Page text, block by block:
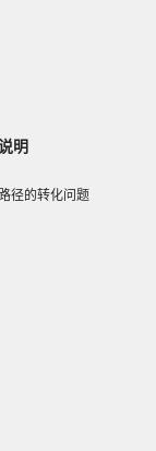
明
径的转化问题